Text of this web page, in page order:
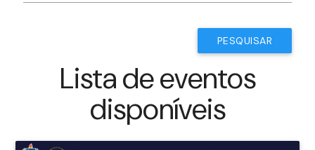
PESQUISAR
Lista de eventos
disponíveis